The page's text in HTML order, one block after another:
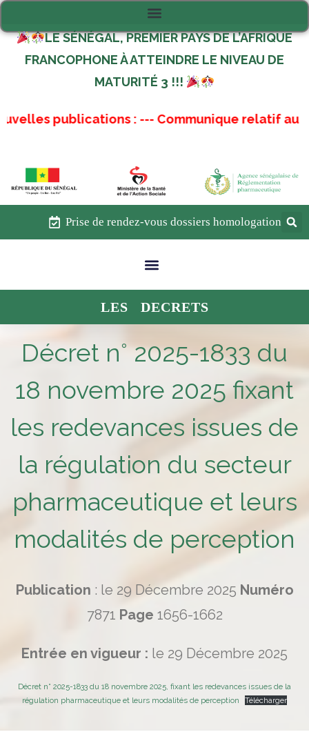
LE SÉNÉGAL, PREMIER PAYS DE L’AFRIQUE
FRANCOPHONE À ATTEINDRE LE NIVEAU DE
MATURITÉ 3 !!!
publications :---Communique relatif au
Prise de rendez-vous dossiers homologation
LES DECRETS
Décret n° 2025-1833 du
18 novembre 2025 fixant
les redevances issues de
la régulation du secteur
pharmaceutique et leurs
modalités de perception
Publication : le 29 Décembre 2025 Numéro
7871 Page 1656-1662
Entrée en vigueur : le 29 Décembre 2025
Décret n° 2025-1833 du 18 novembre 2025, fixant les redevances issues de la
régulation pharmaceutique et leurs modalités de perception
Télécharger